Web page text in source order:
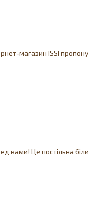
магазин ISSI
вами! Це постільна